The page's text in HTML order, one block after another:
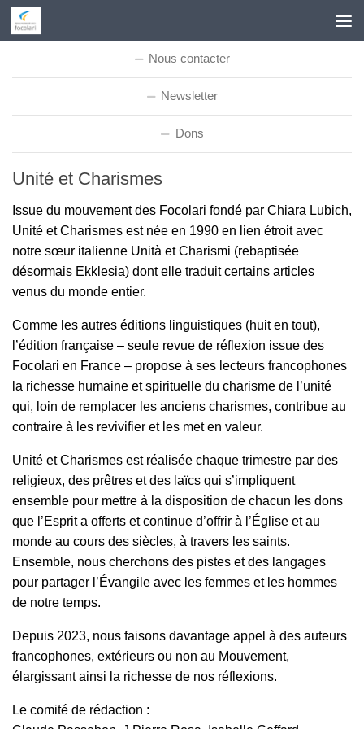
Skip to content
Nous contacter
Newsletter
Dons
Unité et Charismes
Issue du mouvement des Focolari fondé par Chiara Lubich,
Unité et Charismes est née en 1990 en lien étroit avec
notre sœur italienne Unità et Charismi (rebaptisée
désormais Ekklesia) dont elle traduit certains articles
venus du monde entier.
Comme les autres éditions linguistiques (huit en tout),
l’édition française – seule revue de réflexion issue des
Focolari en France – propose à ses lecteurs francophones
la richesse humaine et spirituelle du charisme de l’unité
qui, loin de remplacer les anciens charismes, contribue au
contraire à les revivifier et les met en valeur.
Unité et Charismes est réalisée chaque trimestre par des
religieux, des prêtres et des laïcs qui s’impliquent
ensemble pour mettre à la disposition de chacun les dons
que l’Esprit a offerts et continue d’offrir à l’Église et au
monde au cours des siècles, à travers les saints.
Ensemble, nous cherchons des pistes et des langages
pour partager l’Évangile avec les femmes et les hommes
de notre temps.
Depuis 2023, nous faisons davantage appel à des auteurs
francophones, extérieurs ou non au Mouvement,
élargissant ainsi la richesse de nos réflexions.
Le comité de rédaction :